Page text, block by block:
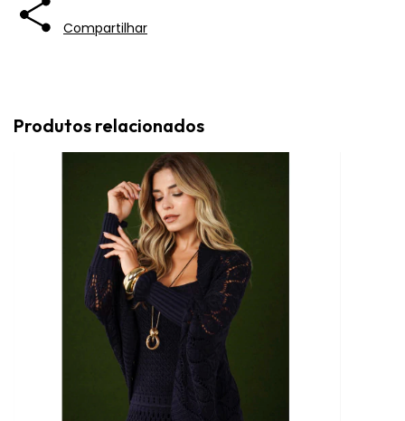
Compartilhar
Produtos relacionados